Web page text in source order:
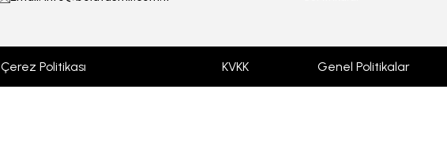
Çerez Politikası KVKK Genel Politikalar